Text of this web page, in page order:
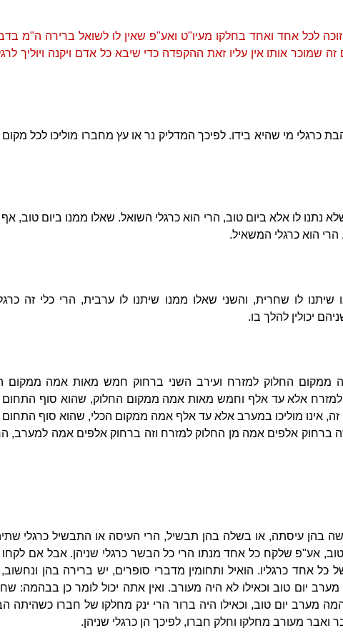
לכל אחד ואחד בחלקו מעיו"ט ואע"פ שאין לו לשואל ברירה ה"מ
אותו אין עליו זאת ההקפדה כדי שיבא כל אדם ויקנה ויוליך
כרגלי מי שהיא בידו. לפיכך המדליק נר או עץ מחברו מוליכו לכל
נתנו לו אלא ביום טוב, הרי הוא כרגלי השואל. שאלו ממנו ביום טוב, אף
הרי הוא כרגלי המשאיל.
לו שחרית, והשני שאלו ממנו שיתנו לו ערבית, הרי כלי זה
יכולין להלך בו.
ממקום החלוק למזרח ועירב השני ברחוק חמש מאות אמה ממקום
למזרח אלא עד אלף וחמש מאות אמה ממקום החלוק, שהוא סוף התחום
אינו מוליכו במערב אלא עד אלף אמה ממקום הכלי, שהוא סוף התחום
ברחוק אלפים אמה מן החלוק למזרח וזה ברחוק אלפים אמה למערב,
עיסתה, או בשלה בהן תבשיל, הרי העיסה או התבשיל כרגלי
אע"פ שלקח כל אחד מנתו הרי כל הבשר כרגלי שניהן. אבל אם
כל אחד כרגליו. הואיל ותחומין מדברי סופרים, יש ברירה בהן ונחשוב,
יום טוב וכאילו לא היה מעורב. ואין אתה יכול לומר כן בבהמה:
מערב יום טוב, וכאילו היה ברור הרי ינק מחלקו של חברו כשהיתה
ואבר מעורב מחלקו וחלק חברו, לפיכך הן כרגלי שניהן.